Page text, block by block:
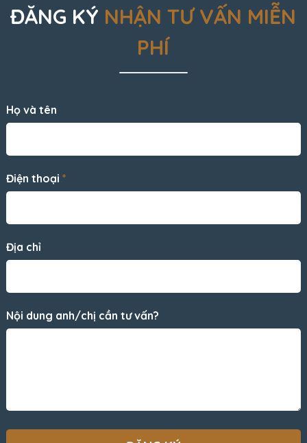
ĐĂNG KÝ NHẬN TƯ VẤN MIỄN
PHÍ
Họ và tên
Điện thoại *
Địa chỉ
Nội dung anh/chị cần tư vấn?